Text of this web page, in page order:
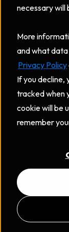
necessary will
More
and what data
Privacy Policy
If you decline,
tracked when
cookie will be
remember